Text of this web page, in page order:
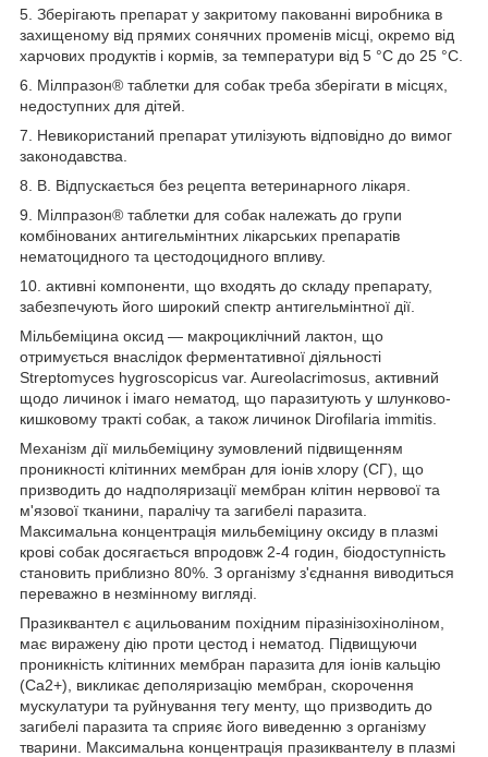
5. Зберігають препарат у закритому пакованні виробника в
захищеному від прямих сонячних променів місці, окремо від
харчових продуктів і кормів, за температури від 5 °C до 25 °C.
6. Мілпразон® таблетки для собак треба зберігати в місцях,
недоступних для дітей.
7. Невикористаний препарат утилізують відповідно до вимог
законодавства.
8. В. Відпускається без рецепта ветеринарного лікаря.
9. Мілпразон® таблетки для собак належать до групи
комбінованих антигельмінтних лікарських препаратів
нематоцидного та цестодоцидного впливу.
10. активні компоненти, що входять до складу препарату,
забезпечують його широкий спектр антигельмінтної дії.
Мільбеміцина оксид — макроциклічний лактон, що
отримується внаслідок ферментативної діяльності
Streptomyces hygroscopicus var. Aureolacrimosus, активний
щодо личинок і імаго нематод, що паразитують у шлунково-
кишковому тракті собак, а також личинок Dirofilaria immitis.
Механізм дії мильбеміцину зумовлений підвищенням
проникності клітинних мембран для іонів хлору (СГ), що
призводить до надполяризації мембран клітин нервової та
м'язової тканини, паралічу та загибелі паразита.
Максимальна концентрація мильбеміцину оксиду в плазмі
крові собак досягається впродовж 2-4 годин, біодоступність
становить приблизно 80%. З організму з'єднання виводиться
переважно в незмінному вигляді.
Празиквантел є ацильованим похідним піразінізохіноліном,
має виражену дію проти цестод і нематод. Підвищуючи
проникність клітинних мембран паразита для іонів кальцію
(Са2+), викликає деполяризацію мембран, скорочення
мускулатури та руйнування тегу менту, що призводить до
загибелі паразита та сприяє його виведенню з організму
тварини. Максимальна концентрація празиквантелу в плазмі